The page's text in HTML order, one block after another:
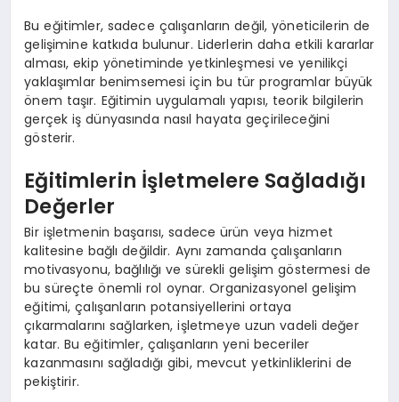
Bu eğitimler, sadece çalışanların değil, yöneticilerin de
gelişimine katkıda bulunur. Liderlerin daha etkili kararlar
alması, ekip yönetiminde yetkinleşmesi ve yenilikçi
yaklaşımlar benimsemesi için bu tür programlar büyük
önem taşır. Eğitimin uygulamalı yapısı, teorik bilgilerin
gerçek iş dünyasında nasıl hayata geçirileceğini
gösterir.
Eğitimlerin İşletmelere Sağladığı
Değerler
Bir işletmenin başarısı, sadece ürün veya hizmet
kalitesine bağlı değildir. Aynı zamanda çalışanların
motivasyonu, bağlılığı ve sürekli gelişim göstermesi de
bu süreçte önemli rol oynar. Organizasyonel gelişim
eğitimi, çalışanların potansiyellerini ortaya
çıkarmalarını sağlarken, işletmeye uzun vadeli değer
katar. Bu eğitimler, çalışanların yeni beceriler
kazanmasını sağladığı gibi, mevcut yetkinliklerini de
pekiştirir.